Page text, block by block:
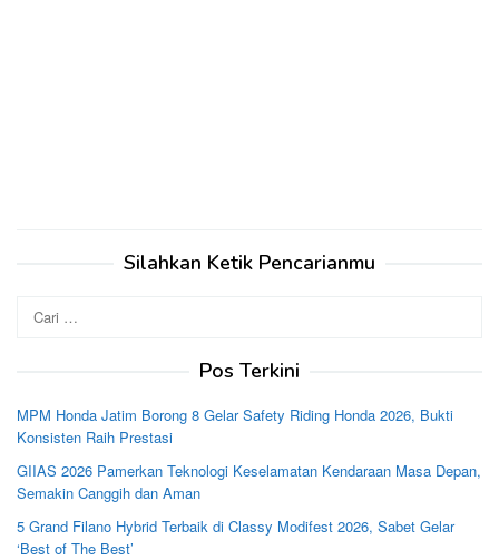
Silahkan Ketik Pencarianmu
untuk:
Pos Terkini
MPM Honda Jatim Borong 8 Gelar Safety Riding Honda 2026, Bukti
Konsisten Raih Prestasi
GIIAS 2026 Pamerkan Teknologi Keselamatan Kendaraan Masa Depan,
Semakin Canggih dan Aman
5 Grand Filano Hybrid Terbaik di Classy Modifest 2026, Sabet Gelar
‘Best of The Best’